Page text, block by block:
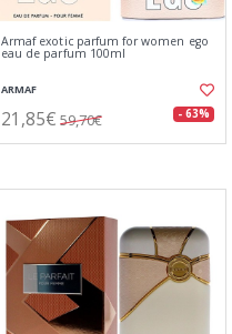
Armaf exotic parfum for women ego
eau de parfum 100ml
ARMAF
21,85€ 59,70€ - 63%